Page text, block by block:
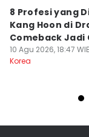
8 Profesi yang
Kang Hoon di
Comeback Jadi
10 Agu 2026, 18:47
Korea